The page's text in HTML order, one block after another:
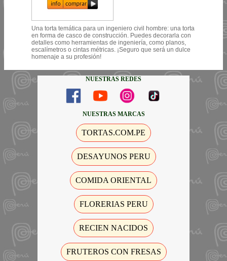
Una torta temática para un ingeniero civil hombre: una torta
en forma de casco de construcción. Puedes decorarla con
detalles como herramientas de ingeniería, como planos,
escalímetros o cintas métricas. ¡Seguro que será un dulce
homenaje a su profesión!
NUESTRAS REDES
NUESTRAS MARCAS
TORTAS.COM.PE
DESAYUNOS PERU
COMIDA ORIENTAL
FLORERIAS PERU
RECIEN NACIDOS
FRUTEROS CON FRESAS